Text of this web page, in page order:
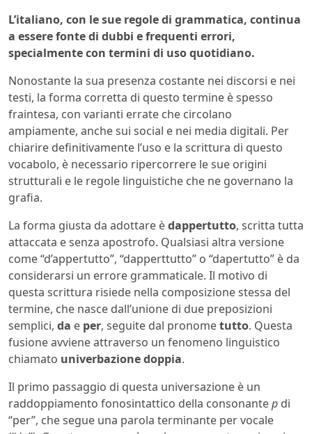
L’italiano, con le sue regole di grammatica, continua
a essere fonte di dubbi e frequenti errori,
specialmente con termini di uso quotidiano.
Nonostante la sua presenza costante nei discorsi e nei
testi, la forma corretta di questo termine è spesso
fraintesa, con varianti errate che circolano
ampiamente, anche sui social e nei media digitali. Per
chiarire definitivamente l’uso e la scrittura di questo
vocabolo, è necessario ripercorrere le sue origini
strutturali e le regole linguistiche che ne governano la
grafia.
La forma giusta da adottare èdappertutto, scritta tutta
attaccata e senza apostrofo. Qualsiasi altra versione
come “d’appertutto”, “dapperttutto” o “dapertutto” è da
considerarsi un errore grammaticale. Il motivo di
questa scrittura risiede nella composizione stessa del
termine, che nasce dall’unione di due preposizioni
semplici, da e per, seguite dal pronometutto. Questa
fusione avviene attraverso un fenomeno linguistico
chiamato univerbazione doppia.
Il primo passaggio di questa universazione è un
raddoppiamento fonosintattico della consonantep di
“per”, che segue una parola terminante per vocale